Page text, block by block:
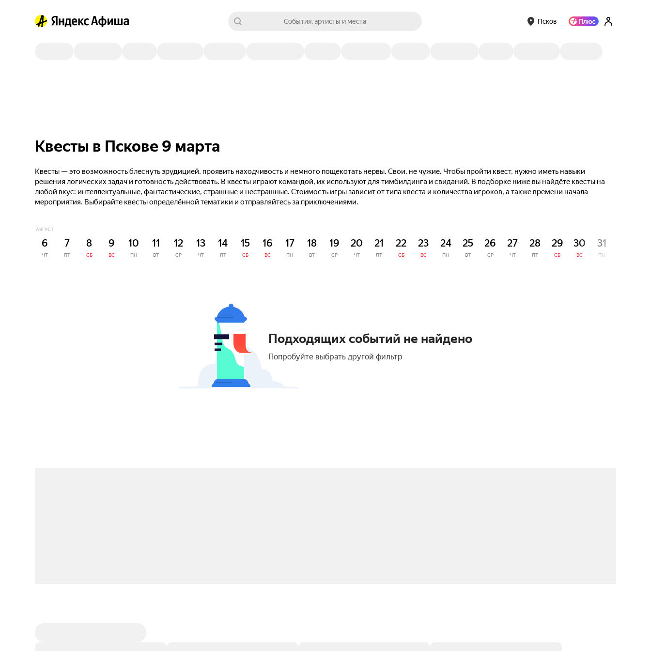
События, артисты и места Псков
Квесты в Пскове 9 марта
Квесты — это возможность блеснуть эрудицией, проявить находчивость и немного пощекотать нервы. Свои, не чужие. Чтобы пройти квест, нужно иметь навыки
решения логических задач и готовность действовать. В квесты играют командой, их используют для тимбилдинга и свиданий. В подборке ниже вы найдёте квесты на
любой вкус: интеллектуальные, фантастические, страшные и нестрашные. Стоимость игры зависит от типа квеста и количества игроков, а также времени начала
мероприятия. Выбирайте квесты определённой тематики и отправляйтесь за приключениями.
АВГУСТ
6
ЧТ
7
ПТ
8
СБ
9
ВС
10
ПН
11
ВТ
12
СР
13
ЧТ
14
ПТ
15
СБ
16
ВС
17
ПН
18
ВТ
19
СР
20
ЧТ
21
ПТ
22
СБ
23
ВС
24
ПН
25
ВТ
26
СР
27
ЧТ
28
ПТ
29
СБ
30
ВС
31
ПН
Подходящих событий не найдено
Попробуйте выбрать другой фильтр